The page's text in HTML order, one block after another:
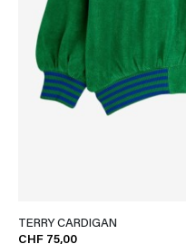
TERRY CARDIGAN
CHF 75,00